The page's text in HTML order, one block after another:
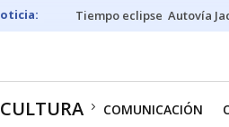
Tiempo eclipse Autovía
CULTURA COMUNICACIÓN